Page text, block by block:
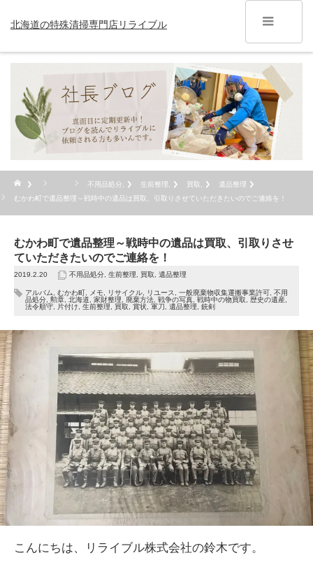
北海道の特殊清掃専門店リライブル
不用品処分, 生前整理, 買取 ,
遺品整理
むかわ町で遺品整理～戦時中の遺品は買取、引取りさせていただきたいのでご連絡を！
むかわ町で遺品整理～戦時中の遺品は買取、引取りさせ
ていただきたいのでご連絡を！
2019.2.20 不用品処分, 生前整理, 買取, 遺品整理
アルバム, むかわ町, メモ, リサイクル, リユース, 一般廃棄物収集運搬事業許可, 不用
品処分, 勲章, 北海道, 家財整理, 廃棄方法, 戦争の写真, 戦時中の物買取, 歴史の遺産,
法令順守, 片付け, 生前整理, 買取, 賞状, 軍刀, 遺品整理, 銃剣
こんにちは、リライブル株式会社の鈴木です。